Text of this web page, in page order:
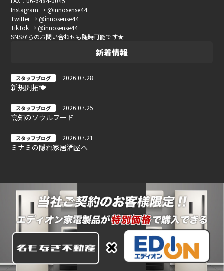
Instagram → @innosense44
Twitter → @innosense44
TikTok → @innosense44
SNSからのお問い合わせも随時可能です★
新着情報
スタッフブログ 2026.07.28
新規開拓🍽
スタッフブログ 2026.07.25
高知のソウルフード
スタッフブログ 2026.07.21
ミナミの隠れ家居酒屋へ